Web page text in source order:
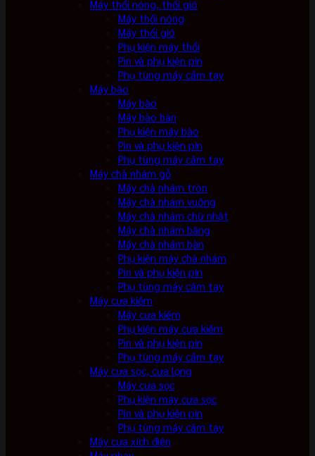
Máy thổi nóng, thổi gió
Máy thổi nóng
Máy thổi gió
Phụ kiện máy thổi
Pin và phụ kiện pin
Phụ tùng máy cầm tay
Máy bào
Máy bào
Máy bào bàn
Phụ kiện máy bào
Pin và phụ kiện pin
Phụ tùng máy cầm tay
Máy chà nhám gỗ
Máy chà nhám tròn
Máy chà nhám vuông
Máy chà nhám chữ nhật
Máy chà nhám băng
Máy chà nhám bàn
Phụ kiện máy chà nhám
Pin và phụ kiện pin
Phụ tùng máy cầm tay
Máy cưa kiếm
Máy cưa kiếm
Phụ kiện máy cưa kiếm
Pin và phụ kiện pin
Phụ tùng máy cầm tay
Máy cưa sọc, cưa lọng
Máy cưa sọc
Phụ kiện máy cưa sọc
Pin và phụ kiện pin
Phụ tùng máy cầm tay
Máy cưa xích điện